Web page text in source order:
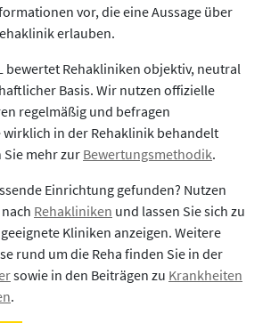
vor, die eine Aussage über
erlauben.
bewertet Rehakliniken objektiv, neutral
Basis. Wir nutzen offizielle
regelmäßig und befragen
wirklich in der Rehaklinik behandelt
mehr zur Bewertungsmethodik.
Einrichtung gefunden? Nutzen
Rehakliniken und lassen Sie sich zu
Kliniken anzeigen. Weitere
rund um die Reha finden Sie in der
sowie in den Beiträgen zu Krankheiten
.